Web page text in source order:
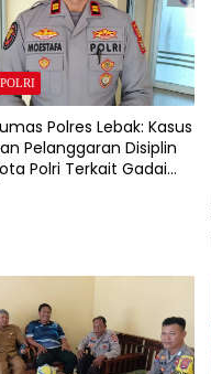
Polres Lebak: Kasus
Pelanggaran Disiplin
Polri Terkait Gadai